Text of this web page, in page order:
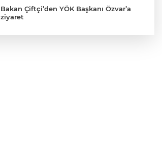
Bakan Çiftçi’den YÖK Başkanı Özvar’a
ziyaret